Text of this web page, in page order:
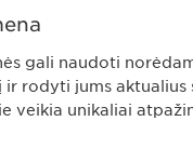
KONTAKTAI
+370 5 248 73 50
diena
gali naudoti
rodyti jums aktualius
veikia unikaliai